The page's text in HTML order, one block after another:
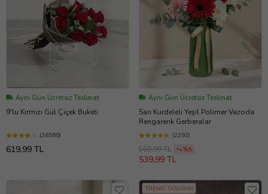
Aynı Gün Ücretsiz Teslimat
9'lu Kırmızı Gül Çiçek Buketi
(36580)
619,99 TL
Aynı Gün Ücretsiz Teslimat
Sarı Kurdeleli Yeşil Polimer Vazoda
Rengarenk Gerberalar
(2292)
569,99 TL %5
539,99 TL
TREND TASARIM